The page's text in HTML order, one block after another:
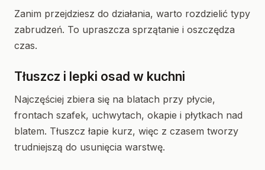
Zanim przejdziesz do działania, warto rozdzielić typy
zabrudzeń. To upraszcza sprzątanie i oszczędza
czas.
Tłuszcz i lepki osad w kuchni
Najczęściej zbiera się na blatach przy płycie,
frontach szafek, uchwytach, okapie i płytkach nad
blatem. Tłuszcz łapie kurz, więc z czasem tworzy
trudniejszą do usunięcia warstwę.